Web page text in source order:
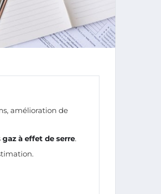
amélioration de
gaz à effet de serre.